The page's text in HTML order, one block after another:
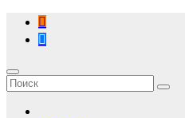
Перейти
содержимому